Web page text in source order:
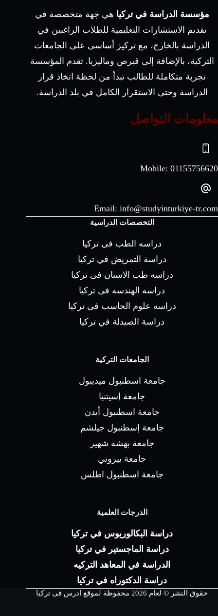
مؤسسة الدراسة في تركيا هي جهة متخصصة في
تقديم الاستشارات التعليمية للطلاب الراغبين في
الدراسة بالخارج، مع تركيز أساسي على الجامعات
التركية، بالإضافة إلى قبرص وماليزيا. تقدم المؤسسة
تجربة متكاملة للطالب تبدأ من لحظة اتخاذ قرار
الدراسة وحتى الاستقرار الكامل في بلد الدراسة.
معلومات التواصل
Mobile: 01155756620
Email: info@studyinturkiye-tr.com
التخصصات الدراسية
دراسه الطب فى تركيا
دراسة التمريض في تركيا
دراسه طب الاسنان فى تركيا
دراسه الهندسه فى تركيا
دراسه علوم الحاسب فى تركيا
دراسة الصيدلة في تركيا
الجامعات التركية
جامعة اسطنبول ميديبول
جامعة إسيتنيا
جامعة اسطنبول أيدن
جامعة إسطنبول جيلشم
جامعة بهشه شهير
جامعة بيروني
جامعة اسطنبول اطلس
الدرجات العلمية
دراسة البكالوريوس في تركيا
دراسة الماجستير في تركيا
الدراسة في المعاهد التركيه
دراسة الدكتوراه في تركيا
حقوق النشر © لعام 2026 محفوظة لموقع ادرس فى تركيا